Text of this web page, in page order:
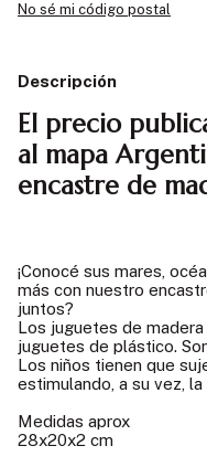
No sé mi código postal
Descripción
El precio
al mapa
encastre de
¡Conocé sus mares,
más con nuestro
juntos?
Los juguetes de
juguetes de plástico.
Los niños tienen que
estimulando, a su vez,
Medidas aprox
28x20x2 cm